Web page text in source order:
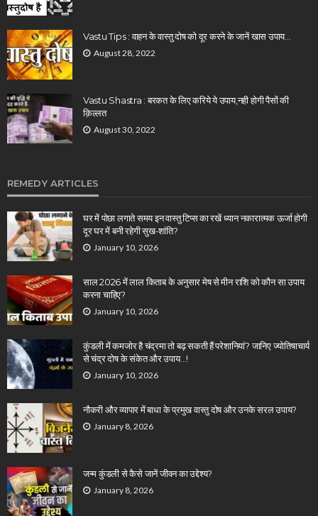
Vastu Tips : वाहन के वास्तु दोष को दूर करने के जानें खास उपाय…
August 28, 2022
Vastu Shastra : बरकत के लिए करिये ये उपाय,नही होगी पैसों की
क़िल्लत
August 30, 2022
REMEDY ARTICLES
घर में पोछा लगाते समय इन वास्तु टिप्स का रखें ध्यान नकारात्मक ऊर्जा होगी
दूर घर में बनी रहेगी सुख-शांति?
January 10, 2026
साल 2026 में लाल किताब के अनुसार मेष से मीन राशि को कौन सा उपाय
करना चाहिए?
January 10, 2026
कुंडली में कमजोर है चंद्रमा तो बढ़ सकती हैं परेशानियां? जानिए ज्योतिषाचार्य
से चंद्र दोष के संकेत और उपाय…!
January 10, 2026
नौकरी और व्यापार में बाधा के प्रमुख वास्तु दोष और उनके सरल उपाय?
January 8, 2026
जन्म कुंडली से कैसे जानें जीवन का उद्देश्य?
January 8, 2026